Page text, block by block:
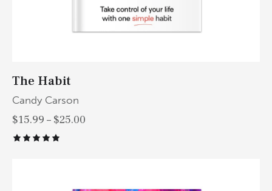
The Habit
Candy Carson
$15.99 – $25.00